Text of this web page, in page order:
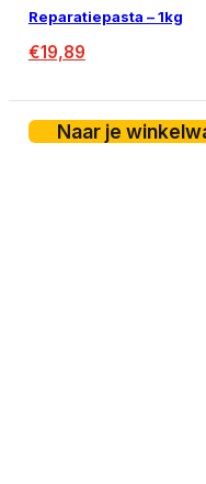
Reparatiepasta – 1kg
€19,89
Naar je